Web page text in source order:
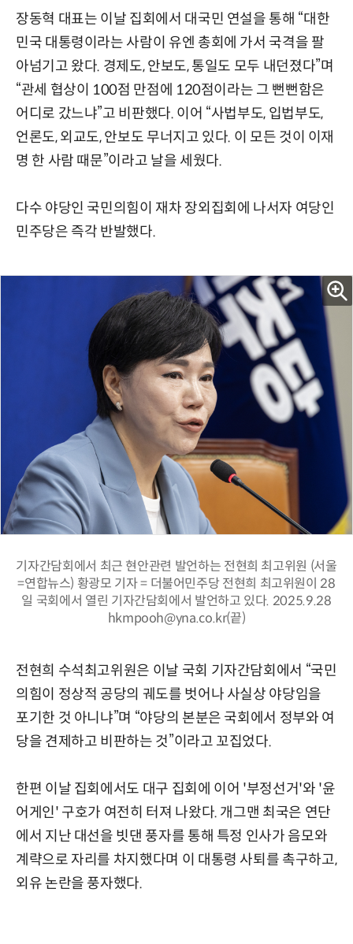
장동혁 대표는 이날 집회에서 대국민 연설을 통해 “대한
민국 대통령이라는 사람이 유엔 총회에 가서 국격을 팔
아넘기고 왔다. 경제도, 안보도, 통일도 모두 내던졌다”며
“관세 협상이 100점 만점에 120점이라는 그 뻔뻔함은
어디로 갔느냐”고 비판했다. 이어 “사법부도, 입법부도,
언론도, 외교도, 안보도 무너지고 있다. 이 모든 것이 이재
명 한 사람 때문”이라고 날을 세웠다.
다수 야당인 국민의힘이 재차 장외집회에 나서자 여당인
민주당은 즉각 반발했다.
기자간담회에서 최근 현안관련 발언하는 전현희 최고위원 (서울
=연합뉴스) 황광모 기자 = 더불어민주당 전현희 최고위원이 28
일 국회에서 열린 기자간담회에서 발언하고 있다. 2025.9.28
hkmpooh@yna.co.kr(끝)
전현희 수석최고위원은 이날 국회 기자간담회에서 “국민
의힘이 정상적 공당의 궤도를 벗어나 사실상 야당임을
포기한 것 아니냐”며 “야당의 본분은 국회에서 정부와 여
당을 견제하고 비판하는 것”이라고 꼬집었다.
한편 이날 집회에서도 대구 집회에 이어 '부정선거'와 '윤
어게인' 구호가 여전히 터져 나왔다. 개그맨 최국은 연단
에서 지난 대선을 빗댄 풍자를 통해 특정 인사가 음모와
계략으로 자리를 차지했다며 이 대통령 사퇴를 촉구하고,
외유 논란을 풍자했다.